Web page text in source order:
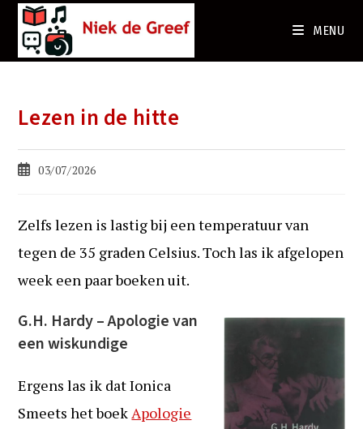
MENU
Lezen in de hitte
Bericht03/07/2026
Zelfs lezen is lastig bij een temperatuur van
tegen de 35 graden Celsius. Toch las ik afgelopen
week een paar boeken uit.
G.H. Hardy – Apologie van
een wiskundige
Ergens las ik dat Ionica
Smeets het boekApologie